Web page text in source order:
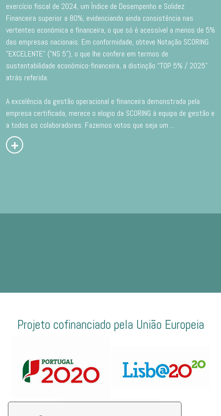
exercício fiscal de 2024, um Índice de Desempenho e Solidez
Financeira superior a 80%, evidenciando ainda consistência nas
vertentes económica e financeira, o que só é acessível a menos de 5%
das empresas nacionais. Em conformidade, obteve Notação SCORING
"EXCELENTE" ("NS 5"), o que lhe confere em termos de
sustentabilidade económico-financeira, a distinção “TOP 5% / 2025”
atrás referida.
A excelência da gestão operacional e financeira demonstrada pela
empresa certificada, merece o elogio da SCORING à equipa de gestão e
a todos os colaboradores. Fazemos votos que seja um ...
Projeto cofinanciado pela União Europeia